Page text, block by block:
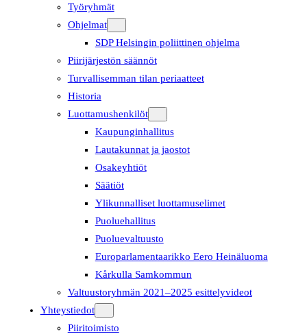
Työryhmät
Ohjelmat
SDP Helsingin poliittinen ohjelma
Piirijärjestön säännöt
Turvallisemman tilan periaatteet
Historia
Luottamushenkilöt
Kaupunginhallitus
Lautakunnat ja jaostot
Osakeyhtiöt
Säätiöt
Ylikunnalliset luottamuselimet
Puoluehallitus
Puoluevaltuusto
Europarlamentaarikko Eero Heinäluoma
Kårkulla Samkommun
Valtuustoryhmän 2021–2025 esittelyvideot
Yhteystiedot
Piiritoimisto